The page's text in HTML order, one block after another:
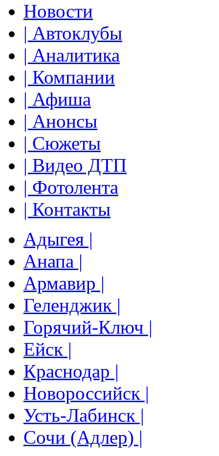
Новости
| Автоклубы
| Аналитика
| Компании
| Афиша
| Анонсы
| Сюжеты
| Видео ДТП
| Фотолента
| Контакты
Адыгея |
Анапа |
Армавир |
Геленджик |
Горячий-Ключ |
Ейск |
Краснодар |
Новороссийск |
Усть-Лабинск |
Сочи (Адлер) |